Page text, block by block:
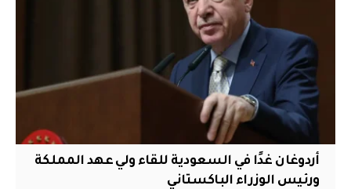
أردوغان غدًا في السعودية للقاء ولي عهد المملكة
ورئيس الوزراء الباكستاني